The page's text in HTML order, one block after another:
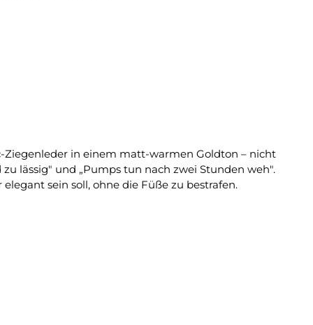
Ziegenleder in einem matt-warmen Goldton – nicht
lässig" und „Pumps tun nach zwei Stunden weh".
sein soll, ohne die Füße zu bestrafen.